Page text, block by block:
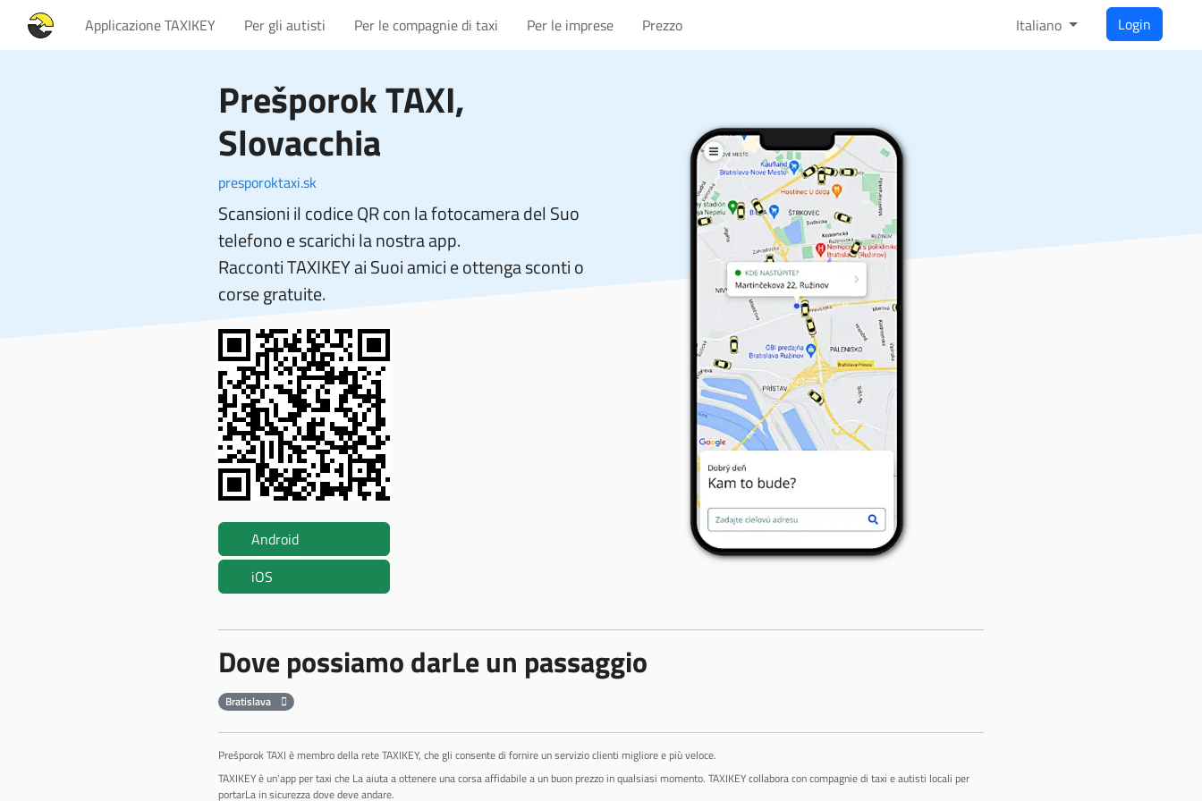
Applicazione TAXIKEY Per gli autisti Per le compagnie di taxi Per le imprese Prezzo Italiano Login
Prešporok TAXI,
Slovacchia
presporoktaxi.sk
Scansioni il codice QR con la fotocamera del Suo
telefono e scarichi la nostra app.
Racconti TAXIKEY ai Suoi amici e ottenga sconti o
corse gratuite.
Android
iOS
Dove possiamo darLe un passaggio
Bratislava
Prešporok TAXI è membro della rete TAXIKEY, che gli consente di fornire un servizio clienti migliore e più veloce.
TAXIKEY è un'app per taxi che La aiuta a ottenere una corsa affidabile a un buon prezzo in qualsiasi momento. TAXIKEY collabora con compagnie di taxi e autisti locali per
portarLa in sicurezza dove deve andare.